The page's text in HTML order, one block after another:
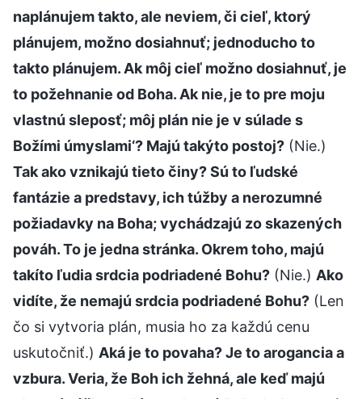
naplánujem takto, ale neviem, či cieľ, ktorý
plánujem, možno dosiahnuť; jednoducho to
takto plánujem. Ak môj cieľ možno dosiahnuť, je
to požehnanie od Boha. Ak nie, je to pre moju
vlastnú sleposť; môj plán nie je v súlade s
Božími úmyslami‘? Majú takýto postoj? (Nie.)
Tak ako vznikajú tieto činy? Sú to ľudské
fantázie a predstavy, ich túžby a nerozumné
požiadavky na Boha; vychádzajú zo skazených
pováh. To je jedna stránka. Okrem toho, majú
takíto ľudia srdcia podriadené Bohu? (Nie.) Ako
vidíte, že nemajú srdcia podriadené Bohu? (Len
čo si vytvoria plán, musia ho za každú cenu
uskutočniť.) Aká je to povaha? Je to arogancia a
vzbura. Veria, že Boh ich žehná, ale keď majú